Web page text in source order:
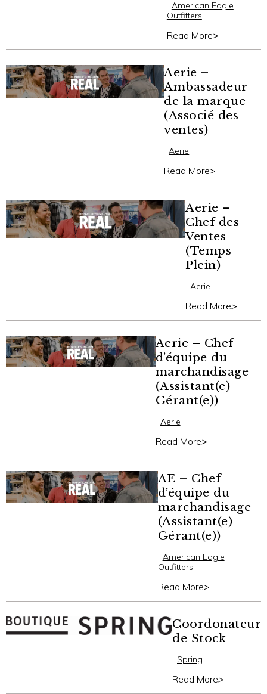
American Eagle
Outfitters
Read More>
Aerie –
Ambassadeur
de la marque
(Associé des
ventes)
Aerie
Read More>
Aerie –
Chef des
Ventes
(Temps
Plein)
Aerie
Read More>
Aerie – Chef
d’équipe du
marchandisage
(Assistant(e)
Gérant(e))
Aerie
Read More>
AE – Chef
d’équipe du
marchandisage
(Assistant(e)
Gérant(e))
American Eagle
Outfitters
Read More>
Coordonateur
de Stock
Spring
Read More>